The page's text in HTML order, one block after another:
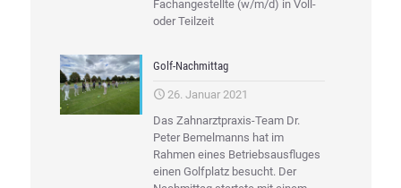
Fachangestellte (w/m/d) in Voll-
oder Teilzeit
Golf-Nachmittag
26. Januar 2021
Das Zahnarztpraxis-Team Dr.
Peter Bemelmanns hat im
Rahmen eines Betriebsausfluges
einen Golfplatz besucht. Der